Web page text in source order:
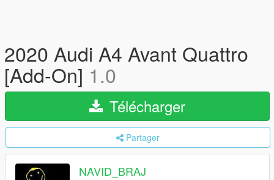
2020 Audi A4 Avant Quattro
[Add-On] 1.0
Télécharger
Partager
NAVID_BRAJ